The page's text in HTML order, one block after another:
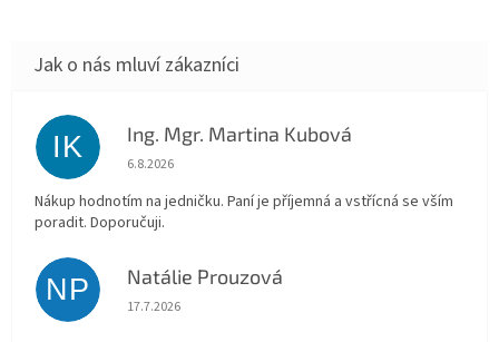
IK Ing. Mgr. Martina Kubová
Hodnocení obchodu je 5 z 5 hvězdiček.
6.8.2026
Nákup hodnotím na jedničku. Paní je příjemná a vstřícná se vším
poradit. Doporučuji.
NP Natálie Prouzová
Hodnocení obchodu je 5 z 5 hvězdiček.
17.7.2026